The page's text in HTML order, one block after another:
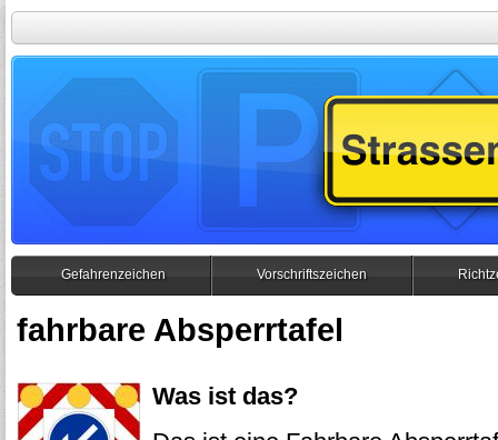
Gefahrenzeichen Vorschriftszeichen
fahrbare Absperrtafel
Was ist das?